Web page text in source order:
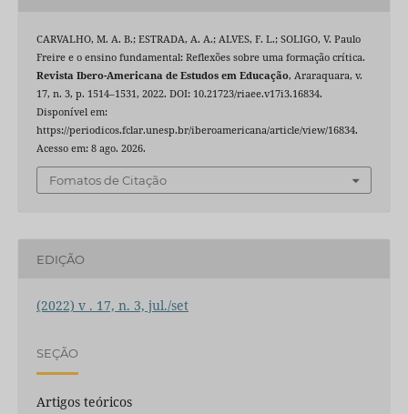
CARVALHO, M. A. B.; ESTRADA, A. A.; ALVES, F. L.; SOLIGO, V. Paulo
Freire e o ensino fundamental: Reflexões sobre uma formação crítica.
Revista Ibero-Americana de Estudos em Educação, Araraquara, v.
17, n. 3, p. 1514–1531, 2022. DOI: 10.21723/riaee.v17i3.16834.
Disponível em:
https://periodicos.fclar.unesp.br/iberoamericana/article/view/16834.
Acesso em: 8 ago. 2026.
Fomatos de Citação
EDIÇÃO
(2022) v . 17, n. 3, jul./set
SEÇÃO
Artigos teóricos